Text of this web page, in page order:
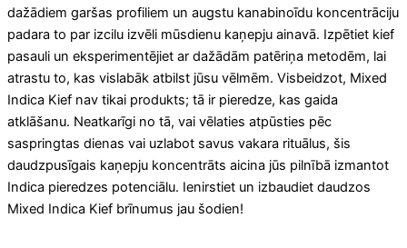
dažādiem garšas profiliem un augstu kanabinoīdu koncentrāciju
padara to par izcilu izvēli mūsdienu kaņepju ainavā. Izpētiet kief
pasauli un eksperimentējiet ar dažādām patēriņa metodēm, lai
atrastu to, kas vislabāk atbilst jūsu vēlmēm. Visbeidzot, Mixed
Indica Kief nav tikai produkts; tā ir pieredze, kas gaida
atklāšanu. Neatkarīgi no tā, vai vēlaties atpūsties pēc
saspringtas dienas vai uzlabot savus vakara rituālus, šis
daudzpusīgais kaņepju koncentrāts aicina jūs pilnībā izmantot
Indica pieredzes potenciālu. Ienirstiet un izbaudiet daudzos
Mixed Indica Kief brīnumus jau šodien!